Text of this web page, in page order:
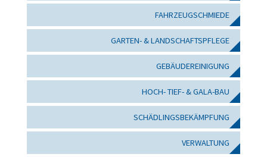
FAHRZEUGSCHMIEDE
GARTEN- & LANDSCHAFTSPFLEGE
GEBÄUDEREINIGUNG
HOCH- TIEF- & GALA-BAU
SCHÄDLINGSBEKÄMPFUNG
VERWALTUNG